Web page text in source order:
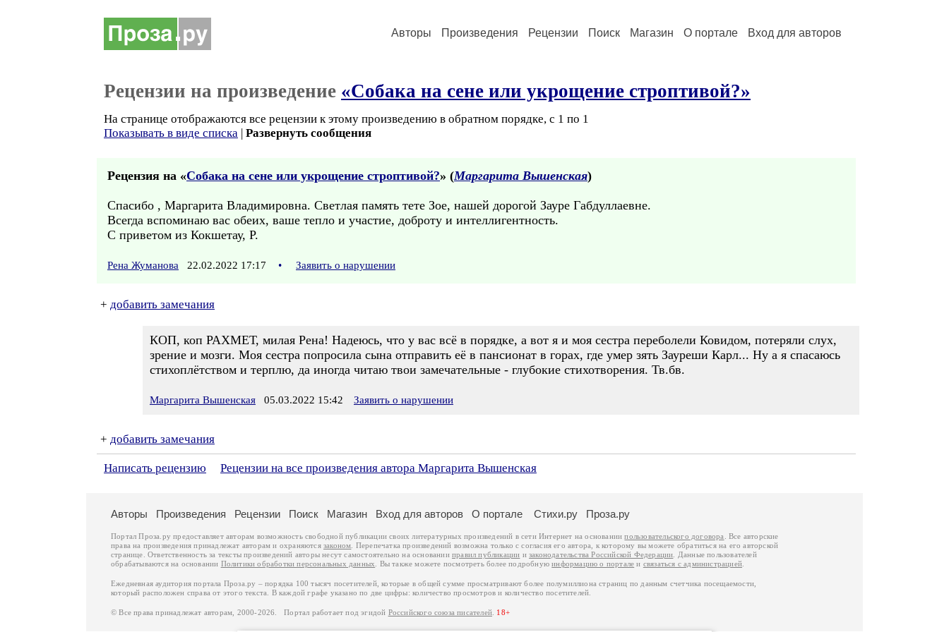
Авторы Произведения Рецензии Поиск Магазин О портале Вход для авторов
Рецензии на произведение «Собака на сене или укрощение строптивой?»
На странице отображаются все рецензии к этому произведению в обратном порядке, с 1 по 1
Показывать в виде списка | Развернуть сообщения
Рецензия на «Собака на сене или укрощение строптивой?» (Маргарита Вышенская)
Спасибо , Маргарита Владимировна. Светлая память тете Зое, нашей дорогой Зауре Габдуллаевне.
Всегда вспоминаю вас обеих, ваше тепло и участие, доброту и интеллигентность.
С приветом из Кокшетау, Р.
Рена Жуманова 22.02.2022 17:17 • Заявить о нарушении
+ добавить замечания
КОП, коп РАХМЕТ, милая Рена! Надеюсь, что у вас всё в порядке, а вот я и моя сестра переболели Ковидом, потеряли слух,
зрение и мозги. Моя сестра попросила сына отправить её в пансионат в горах, где умер зять Зауреши Карл... Ну а я спасаюсь
стихоплётством и терплю, да иногда читаю твои замечательные - глубокие стихотворения. Тв.бв.
Маргарита Вышенская 05.03.2022 15:42 Заявить о нарушении
+ добавить замечания
Написать рецензию Рецензии на все произведения автора Маргарита Вышенская
Авторы Произведения Рецензии Поиск Магазин Вход для авторов О портале Стихи.ру Проза.ру
Портал Проза.ру предоставляет авторам возможность свободной публикации своих литературных произведений в сети Интернет на основаниипользовательского договора
. Все авторские
права на произведения принадлежат авторам и охраняются законом . Перепечатка произведений возможна только с согласия его автора, к которому вы можете обратиться на его авторской
странице. Ответственность за тексты произведений авторы несут самостоятельно на основанииправил публикации изаконодательства Российской Федерации . Данные пользователей
обрабатываются на основании Политики обработки персональных данных . Вы также можете посмотреть более подробнуюинформацию о портале и связаться с администрацией
Ежедневная аудитория портала Проза.ру – порядка 100 тысяч посетителей, которые в общей сумме просматривают более полумиллиона страниц по данным счетчика посещаемости,
который расположен справа от этого текста. В каждой графе указано по две цифры: количество просмотров и количество посетителей.
© Все права принадлежат авторам, 2000-2026. Портал работает под эгидой Российского союза писателей 18+